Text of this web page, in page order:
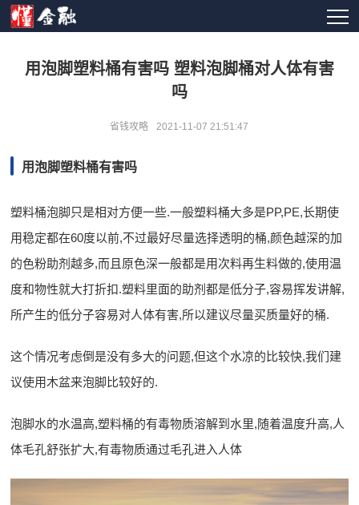
用泡脚塑料桶有害吗 塑料泡脚桶对人体有害
吗
省钱攻略 2021-11-07 21:51:47
用泡脚塑料桶有害吗
塑料桶泡脚只是相对方便一些.一般塑料桶大多是PP,PE,长期使
用稳定都在60度以前,不过最好尽量选择透明的桶,颜色越深的加
的色粉助剂越多,而且原色深一般都是用次料再生料做的,使用温
度和物性就大打折扣.塑料里面的助剂都是低分子,容易挥发讲解,
所产生的低分子容易对人体有害,所以建议尽量买质量好的桶.
这个情况考虑倒是没有多大的问题,但这个水凉的比较快,我们建
议使用木盆来泡脚比较好的.
泡脚水的水温高,塑料桶的有毒物质溶解到水里,随着温度升高,人
体毛孔舒张扩大,有毒物质通过毛孔进入人体